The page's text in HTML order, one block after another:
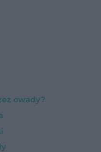
owady?